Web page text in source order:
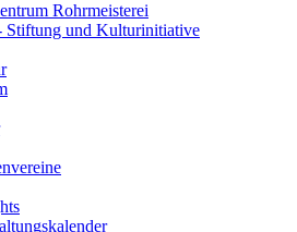
Rohrmeisterei
Stiftung und Kulturinitiative